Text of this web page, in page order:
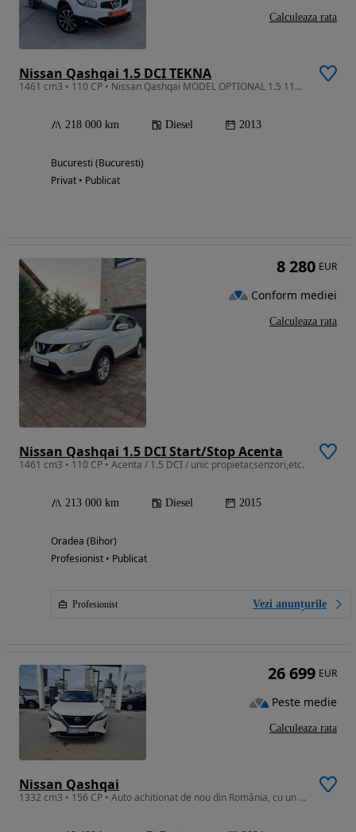
Nissan Qashqai 1.5 DCI TEKNA
1461 cm3 • 110 CP • Nissan Qashqai MODEL OPTIONAL 1.5 110CAI NAVIGATIE panoramik camere 3
218 000 km Diesel 2013
Bucuresti (Bucuresti)
Privat • Publicat
Calculeaza rata
Nissan Qashqai 1.5 DCI Start/Stop Acenta
1461 cm3 • 110 CP • Acenta / 1.5 DCI / unic propietar,senzori,etc.
213 000 km Diesel 2015
Oradea (Bihor)
Profesionist • Publicat
Profesionist Vezi anunțurile
8 280 EUR
Conform mediei
Calculeaza rata
Nissan Qashqai
1332 cm3 • 156 CP • Auto achitionat de nou din România, cu un singur proprietar.
26 699 EUR
Peste medie
Calculeaza rata